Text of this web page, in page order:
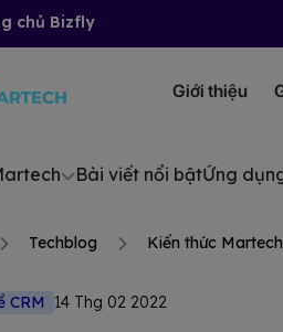
chủ Bizfly
Giới thiệu
Bài viết nổi bậtỨng
Techblog Kiến thức Martech
CRM 14 Thg 02 2022